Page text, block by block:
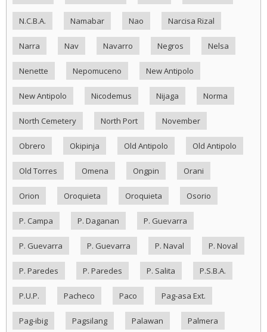
N.C.B.A. Namabar Nao Narcisa Rizal
Narra Nav Navarro Negros Nelsa
Nenette Nepomuceno New Antipolo
New Antipolo Nicodemus Nijaga Norma
North Cemetery North Port November
Obrero Okipinja Old Antipolo Old Antipolo
Old Torres Omena Ongpin Orani
Orion Oroquieta Oroquieta Osorio
P. Campa P. Daganan P. Guevarra
P. Guevarra P. Guevarra P. Naval P. Noval
P. Paredes P. Paredes P. Salita P.S.B.A.
P.U.P. Pacheco Paco Pag-asa Ext.
Pag-ibig Pagsilang Palawan Palmera